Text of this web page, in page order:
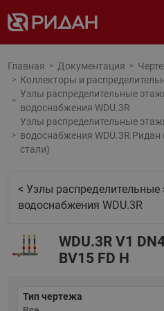
Главная Документация
Коллекторы и
Узлы распределительные
водоснабжения WDU.3R
Узлы распределительные
водоснабжения WDU.3R
стали)
< Узлы
водоснабжения WDU.3R
WDU.3R V1
BV15 FD H
Тип чертежа